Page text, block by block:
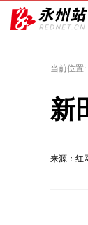
当前位置:
新
来源：红